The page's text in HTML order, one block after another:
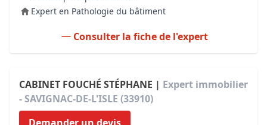
Expert en Pathologie du bâtiment
Consulter la fiche de l'expert
CABINET FOUCHÉ STÉPHANE | Expert immobilier
- SAVIGNAC-DE-L'ISLE (33910)